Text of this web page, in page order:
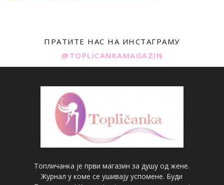
ПРАТИТЕ НАС НА ИНСТАГРАМУ
@TOPLICANKAMAGAZIN
Топличанка је први магазин за душу од жене.
Журнал у коме се ушивају успомене. Буди